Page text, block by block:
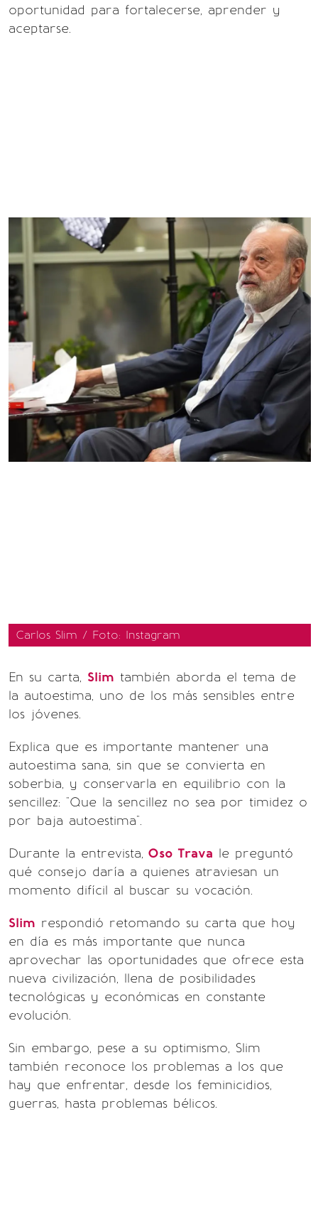
oportunidad para fortalecerse, aprender y
aceptarse.
Carlos Slim / Foto: Instagram
En su carta, Slim también aborda el tema de
la autoestima, uno de los más sensibles entre
los jóvenes.
Explica que es importante mantener una
autoestima sana, sin que se convierta en
soberbia, y conservarla en equilibrio con la
sencillez: "Que la sencillez no sea por timidez o
por baja autoestima".
Durante la entrevista, Oso Trava le preguntó
qué consejo daría a quienes atraviesan un
momento difícil al buscar su vocación.
Slim respondió retomando su carta que hoy
en día es más importante que nunca
aprovechar las oportunidades que ofrece esta
nueva civilización, llena de posibilidades
tecnológicas y económicas en constante
evolución.
Sin embargo, pese a su optimismo, Slim
también reconoce los problemas a los que
hay que enfrentar, desde los feminicidios,
guerras, hasta problemas bélicos.